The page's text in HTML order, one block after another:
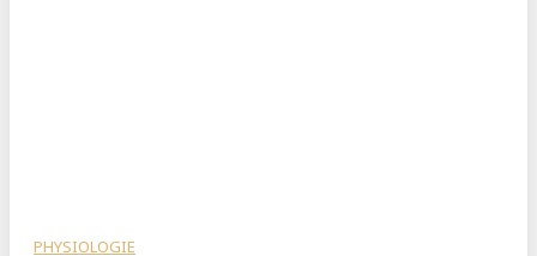
PHYSIOLOGIE